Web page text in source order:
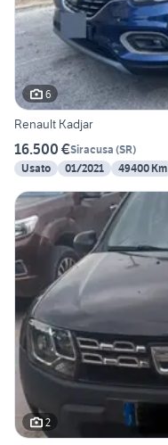
6
Renault Kadjar
16.500 €Siracusa (SR)
Usato
01/2021 49400 Km
2